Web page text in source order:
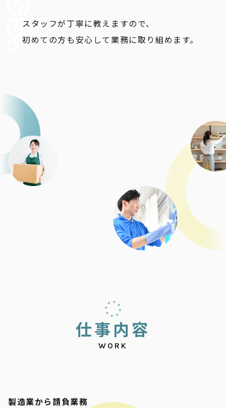
スタッフが丁寧に教えますので、
初めての方も安心して業務に取り組めます。
仕事内容
WORK
製造業から請負業務